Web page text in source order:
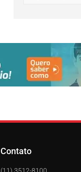
Contato
(11) 3512-8100